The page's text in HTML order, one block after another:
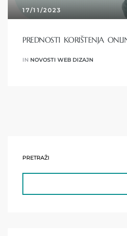
17/11/2023
PREDNOSTI KORIŠTENJA
IN NOVOSTI WEB DIZAJN
PRETRAŽI